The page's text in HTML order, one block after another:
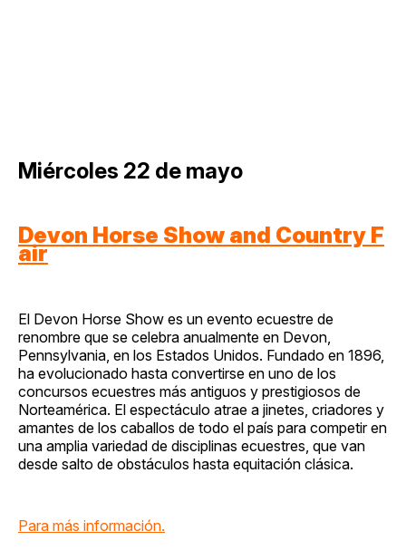
Miércoles 22 de mayo
Devon Horse Show and Country F
air
El Devon Horse Show es un evento ecuestre de
renombre que se celebra anualmente en Devon,
Pennsylvania, en los Estados Unidos. Fundado en 1896,
ha evolucionado hasta convertirse en uno de los
concursos ecuestres más antiguos y prestigiosos de
Norteamérica. El espectáculo atrae a jinetes, criadores y
amantes de los caballos de todo el país para competir en
una amplia variedad de disciplinas ecuestres, que van
desde salto de obstáculos hasta equitación clásica.
Para más información.